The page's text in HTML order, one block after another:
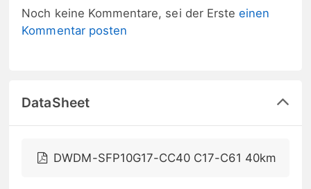
Noch keine Kommentare, sei der Ersteeinen
Kommentar posten
DataSheet
DWDM-SFP10G17-CC40 C17-C61 40km